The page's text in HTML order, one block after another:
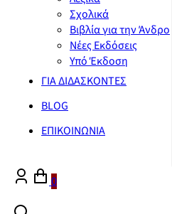
Σχολικά
Βιβλία για την Άνδρο
Νέες Εκδόσεις
Υπό Έκδοση
ΓΙΑ ΔΙΔΑΣΚΟΝΤΕΣ
BLOG
ΕΠΙΚΟΙΝΩΝΙΑ
0